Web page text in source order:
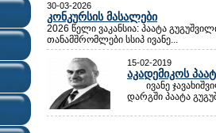
30-03-2026
კონკურსის მასალები
2026 წელი ვაკანსია: პაატა
თანამშრომლები სსიპ ივანე...
15-02-2019
აკადემიკოს
ივანე
დარგში პაატა